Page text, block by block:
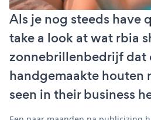
Als je nog steeds have
take a look at wat rbia
zonnebrillenbedrijf dat
handgemaakte houten
seen in their business